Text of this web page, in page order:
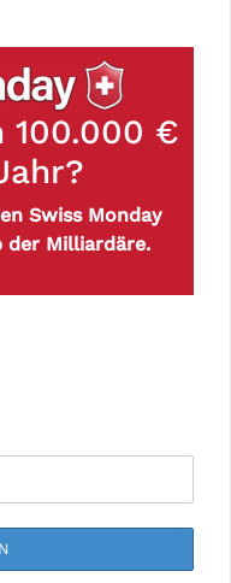
100.000 €
Swiss Monday
der Milliardäre.